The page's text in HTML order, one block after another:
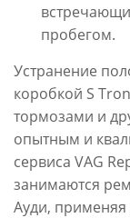
пробегом.
Устранение
коробкой S
тормозами и
опытным и
сервиса VAG
занимаются
Ауди, применяя